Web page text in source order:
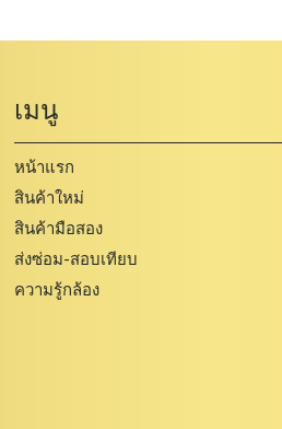
เมนู
หน้าแรก
สินค้าใหม่
สินค้ามือสอง
ส่งซ่อม-สอบเทียบ
ความรู้กล้อง